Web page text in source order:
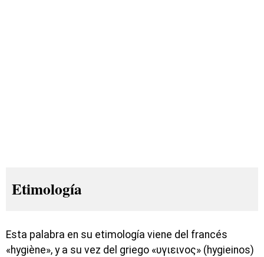
Etimología
Esta palabra en su etimología viene del francés
«hygiène», y a su vez del griego «υγιεινος» (hygieinos)